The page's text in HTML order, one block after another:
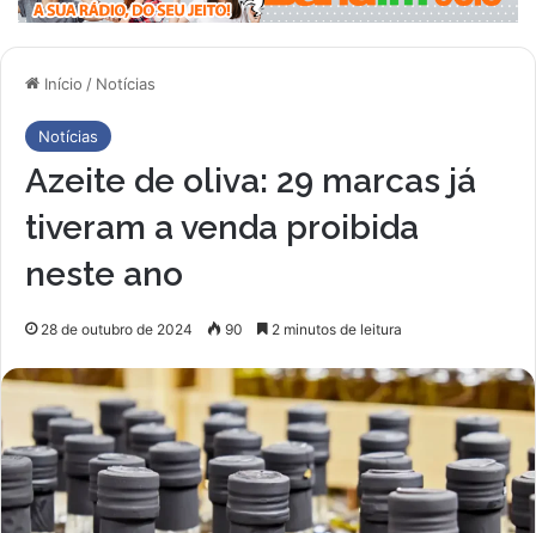
Início / Notícias
Notícias
Azeite de oliva: 29 marcas já
tiveram a venda proibida
neste ano
28 de outubro de 2024 90 2 minutos de leitura